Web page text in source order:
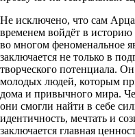
Не исключено, что сам
временем войдёт в историю
во многом феноменальное
заключается не только в
творческого потенциала.
молодых людей, которым
дома и привычного мира.
они смогли найти в себе
идентичность, мечтать и
заключается главная